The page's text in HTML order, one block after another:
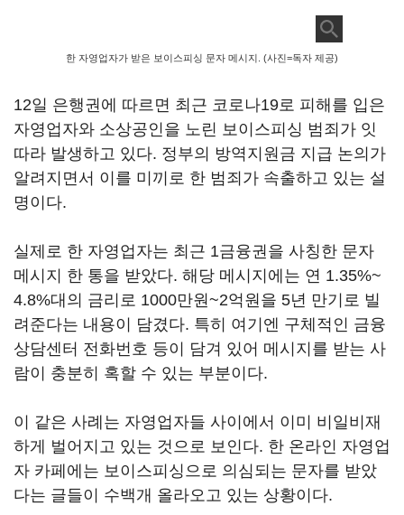
한 자영업자가 받은 보이스피싱 문자 메시지. (사진=독자 제공)
12일 은행권에 따르면 최근 코로나19로 피해를 입은
자영업자와 소상공인을 노린 보이스피싱 범죄가 잇
따라 발생하고 있다. 정부의 방역지원금 지급 논의가
알려지면서 이를 미끼로 한 범죄가 속출하고 있는 설
명이다.
실제로 한 자영업자는 최근 1금융권을 사칭한 문자
메시지 한 통을 받았다. 해당 메시지에는 연 1.35%~
4.8%대의 금리로 1000만원~2억원을 5년 만기로 빌
려준다는 내용이 담겼다. 특히 여기엔 구체적인 금융
상담센터 전화번호 등이 담겨 있어 메시지를 받는 사
람이 충분히 혹할 수 있는 부분이다.
이 같은 사례는 자영업자들 사이에서 이미 비일비재
하게 벌어지고 있는 것으로 보인다. 한 온라인 자영업
자 카페에는 보이스피싱으로 의심되는 문자를 받았
다는 글들이 수백개 올라오고 있는 상황이다.